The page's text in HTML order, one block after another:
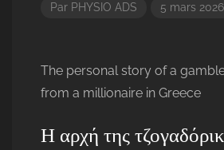
Par PHYSIO ADS 5 mars 2026
The personal story of a
from a millionaire in Greece
Η αρχή της